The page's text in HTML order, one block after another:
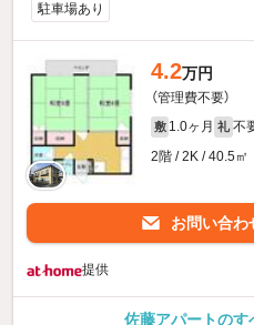
駐車場あり
4.2万円
（管理費不要）
敷 1.0ヶ月 礼 不
2階 / 2K / 40.5㎡
お問い合わ
提供
佐藤アパートのす